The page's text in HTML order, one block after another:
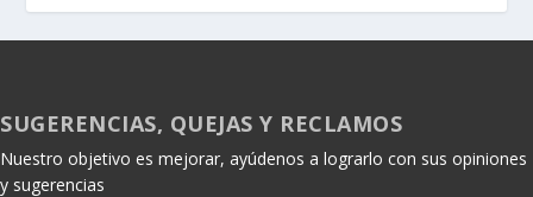
SUGERENCIAS, QUEJAS Y RECLAMOS
Nuestro objetivo es mejorar, ayúdenos a lograrlo con sus opiniones
y sugerencias